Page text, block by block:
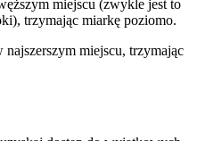
miejscu (zwykle jest to
trzymając miarkę poziomo.
miejscu, trzymając